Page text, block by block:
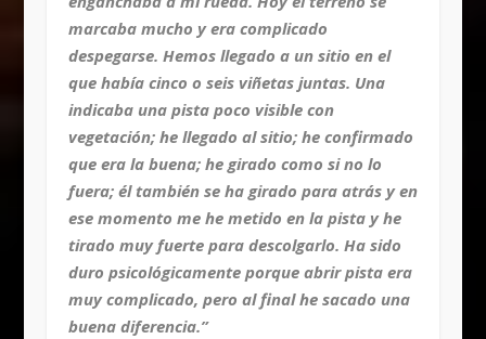
marcaba mucho y era complicado
despegarse. Hemos llegado a un sitio en el
que había cinco o seis viñetas juntas. Una
indicaba una pista poco visible con
vegetación; he llegado al sitio; he confirmado
que era la buena; he girado como si no lo
fuera; él también se ha girado para atrás y en
ese momento me he metido en la pista y he
tirado muy fuerte para descolgarlo. Ha sido
duro psicológicamente porque abrir pista era
muy complicado, pero al final he sacado una
buena diferencia.”